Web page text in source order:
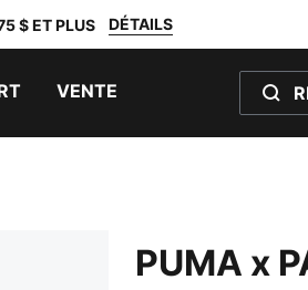
$ ET PLUS DÉTAILS
VENTE
PUMA x